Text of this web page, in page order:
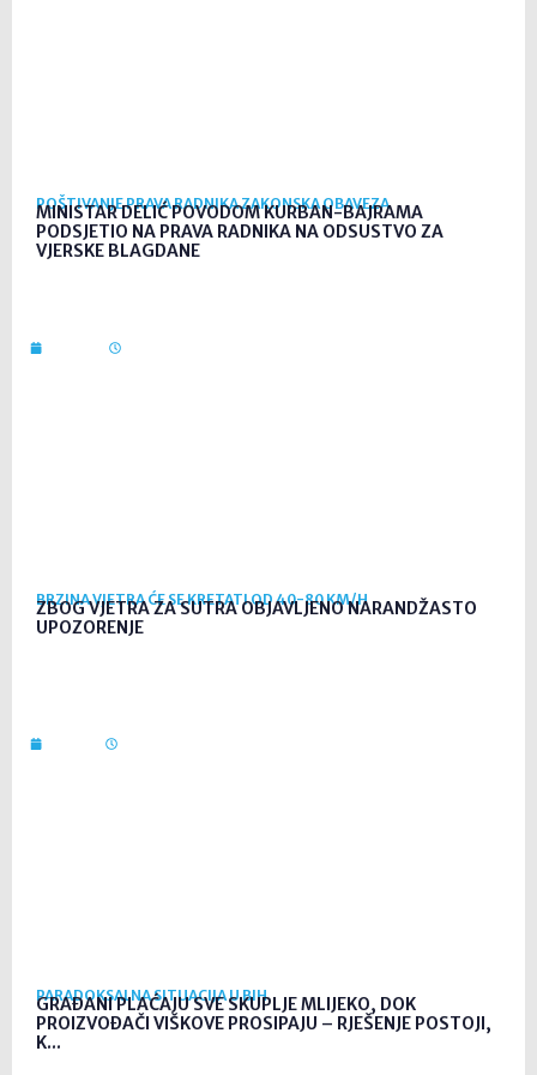
POŠTIVANJE PRAVA RADNIKA ZAKONSKA OBAVEZA
MINISTAR DELIĆ POVODOM KURBAN-BAJRAMA
PODSJETIO NA PRAVA RADNIKA NA ODSUSTVO ZA
VJERSKE BLAGDANE
BRZINA VJETRA ĆE SE KRETATI OD 40-80 KM/H
ZBOG VJETRA ZA SUTRA OBJAVLJENO NARANDŽASTO
UPOZORENJE
PARADOKSALNA SITUACIJA U BIH
GRAĐANI PLAĆAJU SVE SKUPLJE MLIJEKO, DOK
PROIZVOĐAČI VIŠKOVE PROSIPAJU – RJEŠENJE POSTOJI,
K...